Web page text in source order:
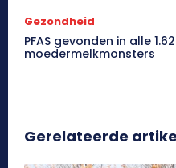
Gezondheid
PFAS gevonden in alle
moedermelkmonsters
Gerelateerde